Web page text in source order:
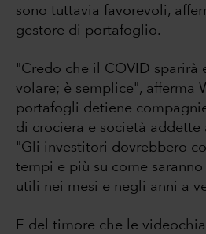
sono tuttavia favorevoli,
gestore di portafoglio.
"Credo che il COVID sparirà
volare; è semplice", afferma
portafogli detiene
di crociera e società addette
"Gli investitori dovrebbero
tempi e più su come
utili nei mesi e negli anni a
E del timore che le